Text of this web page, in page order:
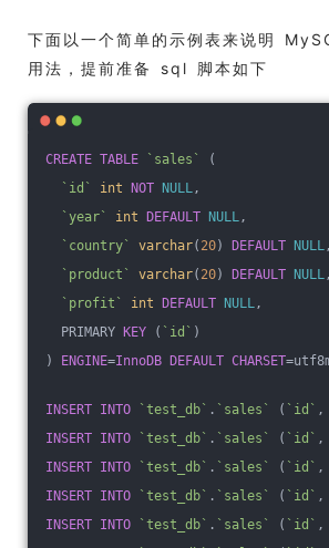
下面以一个简单的示例表来说明
用法，提前准备 sql 脚本如下
CREATE TABLE `sales`
(
`id`
int NOT NULL,
`year`
int DEFAULT NULL,
`country`
varchar( 20) DEFAULT NULL,
`product`
varchar( 20) DEFAULT NULL,
`profit`
int DEFAULT NULL,
PRIMARY
KEY ( `id` )
)
ENGINE=InnoDB DEFAULT CHARSET
INSERT INTO `test_db` . `sales` ( `id` ,
INSERT INTO `test_db` . `sales` ( `id` ,
INSERT INTO `test_db` . `sales` ( `id` ,
INSERT INTO `test_db` . `sales` ( `id` ,
INSERT INTO `test_db` . `sales` ( `id` ,